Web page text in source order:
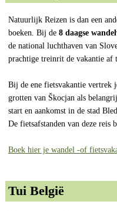
Natuurlijk Reizen is dan een
boeken. Bij de 8 daagse
de national luchthaven van
prachtige treinrit de vakantie af
Bij de ene fietsvakantie vertrek
grotten van Škocjan als
start en aankomst in de stad
De fietsafstanden van deze reis
Boek hier je wandel -of
Tui België